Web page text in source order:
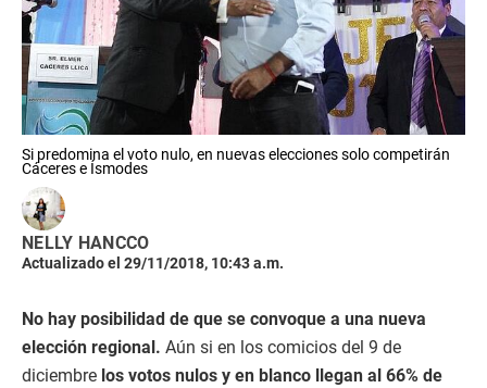
Si predomina el voto nulo, en nuevas elecciones solo competirán
Cáceres e Ísmodes
NELLY HANCCO
Actualizado el 29/11/2018, 10:43 a.m.
No hay posibilidad de que se convoque a una nueva
elección regional. Aún si en los comicios del 9 de
diciembre los votos nulos y en blanco llegan al 66% de